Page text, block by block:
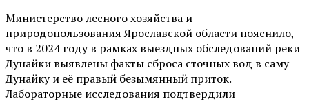
Министерство лесного хозяйства и
природопользования Ярославской области пояснило,
что в 2024 году в рамках выездных обследований реки
Дунайки выявлены факты сброса сточных вод в саму
Дунайку и её правый безымянный приток.
Лабораторные исследования подтвердили